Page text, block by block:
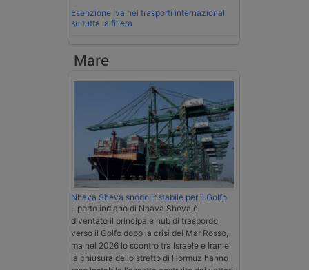
Esenzione Iva nei trasporti internazionali
su tutta la filiera
Mare
Nhava Sheva snodo instabile per il Golfo
Il porto indiano di Nhava Sheva è
diventato il principale hub di trasbordo
verso il Golfo dopo la crisi del Mar Rosso,
ma nel 2026 lo scontro tra Israele e Iran e
la chiusura dello stretto di Hormuz hanno